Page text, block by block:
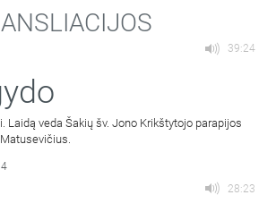
39:24
Laidą veda Šakių šv. Jono Krikštytojo parapijos
28:23